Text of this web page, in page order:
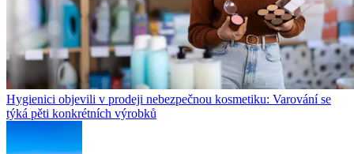
Hygienici objevili v prodeji nebezpečnou kosmetiku: Varování se
týká pěti konkrétních výrobků